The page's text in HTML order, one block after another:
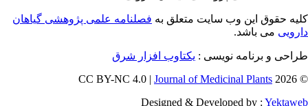
حقوق این وب سایت متعلق بهفصلنامه علمی پژوهشی گیاهان
می باشد.
و برنامه نویسی :یکتاوب افزار شرق
Journal of Medicinal Plants
Designed & Developed by :